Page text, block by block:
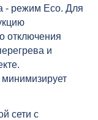
- режим Eco. Для
отключения
и
сети с